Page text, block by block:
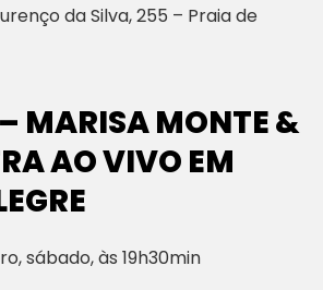
da Silva, 255 – Praia de
MARISA MONTE &
AO VIVO EM
sábado, às 19h30min